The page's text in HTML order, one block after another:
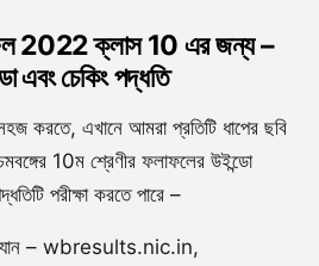
2022 ক্লাস 10 এর জন্য –
এবং চেকিং পদ্ধতি
করতে, এখানে আমরা প্রতিটি ধাপের ছবি
10ম শ্রেণীর ফলাফলের উইন্ডো
পরীক্ষা করতে পারে –
যান – wbresults.nic.in,